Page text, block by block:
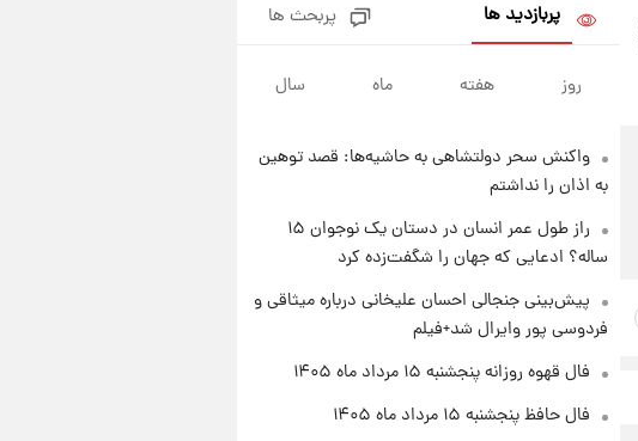
فال قهوه روزانه پنجشنبه ۱۵ مرداد
ماه ۱۴۰۵
۱ روز پیش
چهارشنبه ۱۴ مرداد + جدول
۱ روز پیش
تولید سایپا؛ نام خودرو، مبلغ پیش
پرداخت و زمان تحویل | سود
مشارکت چند درصد است؟
پربازدید ها پربحث ها
روز هفته ماه سال
واکنش سحر دولتشاهی به حاشیه‌ها: قصد توهین
به اذان را نداشتم
راز طول عمر انسان در دستان یک نوجوان ۱۵
ساله؟ ادعایی که جهان را شگفت‌زده کرد
پیش‌بینی جنجالی احسان علیخانی درباره میثاقی و
فردوسی پور وایرال شد+فیلم
فال قهوه روزانه پنجشنبه ۱۵ مرداد ماه ۱۴۰۵
فال حافظ پنجشنبه ۱۵ مرداد ماه ۱۴۰۵